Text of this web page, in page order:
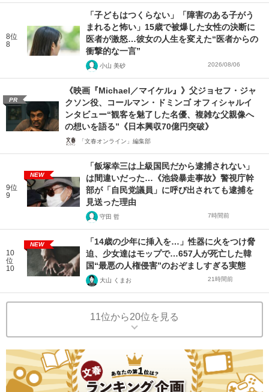
8位
8
「子どもはつくらない」「障害のある子がう
まれると怖い」15歳で被爆した女性の決断に
医者が激怒…彼女の人生を変えた“医者からの
衝撃的な一言”
小山 美砂 2026/08/06
PR
《映画『Michael／マイケル』》父ジョセフ・ジャ
クソン役、コールマン・ドミンゴ オフィシャルイ
ンタビュー“観客を魅了した名優、複雑な父親像へ
の想いを語る”《日本興収70億円突破》
「文春オンライン」編集部
9位
9
NEW
「飯塚幸三は上級国民だから逮捕されない」
は間違いだった…《池袋暴走事故》警視庁幹
部が「自民党議員」に呼び出されても逮捕を
見送った理由
守田 哲 7時間前
10
位
10
NEW
「14歳の少年に挿入を…」性器に火をつけ脅
迫、少女達はモップで…657人が死亡した韓
国“最悪の人権侵害”のおぞましすぎる実態
大山 くまお 21時間前
11位から20位を見る